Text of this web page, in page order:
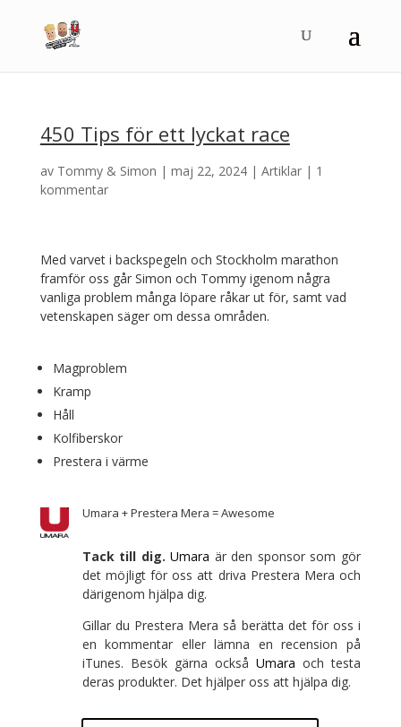
450 Tips för ett lyckat race
av Tommy & Simon | maj 22, 2024| Artiklar| 1
kommentar
Med varvet i backspegeln och Stockholm marathon
framför oss går Simon och Tommy igenom några
vanliga problem många löpare råkar ut för, samt vad
vetenskapen säger om dessa områden.
Magproblem
Kramp
Håll
Kolfiberskor
Prestera i värme
Umara + Prestera Mera = Awesome
Tack till dig. Umara är den sponsor som gör
det möjligt för oss att driva Prestera Mera och
därigenom hjälpa dig.
Gillar du Prestera Mera så berätta det för oss i
en kommentar eller lämna en recension på
iTunes. Besök gärna också Umara och testa
deras produkter. Det hjälper oss att hjälpa dig.